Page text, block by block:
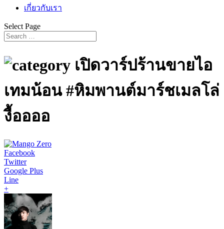
เกี่ยวกับเรา
Select Page
เปิดวาร์ปร้านขายไอ
เทมน้อน #หิมพานต์มาร์ชเมลโล่
งื้ออออ
Facebook
Twitter
Google Plus
Line
+